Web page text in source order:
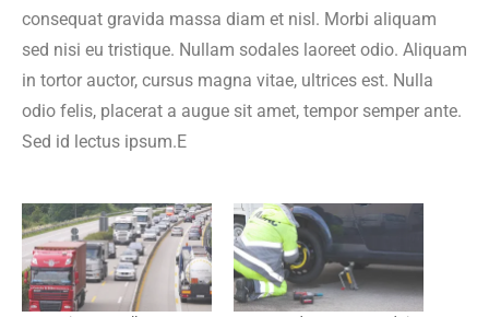
consequat gravida massa diam et nisl. Morbi aliquam
sed nisi eu tristique. Nullam sodales laoreet odio. Aliquam
in tortor auctor, cursus magna vitae, ultrices est. Nulla
odio felis, placerat a augue sit amet, tempor semper ante.
Sed id lectus ipsum.E